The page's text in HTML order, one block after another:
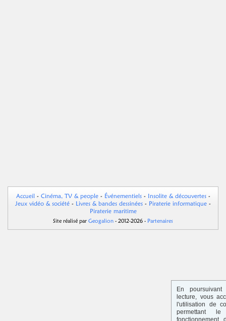
Accueil- Cinéma, TV & people- Événementiels- Insolite & découvertes-
Jeux vidéo & société - Livres & bandes dessinées - Piraterie informatique -
Piraterie maritime
Site réalisé par Geogalion - 2012-2026 - Partenaires
En poursuivant
lecture, vous
l'utilisation de
permettant
fonctionnement